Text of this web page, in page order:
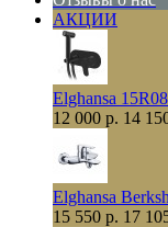
АКЦИИ
Elghansa
12 000 р. 14
Elghansa
15 550 р. 17